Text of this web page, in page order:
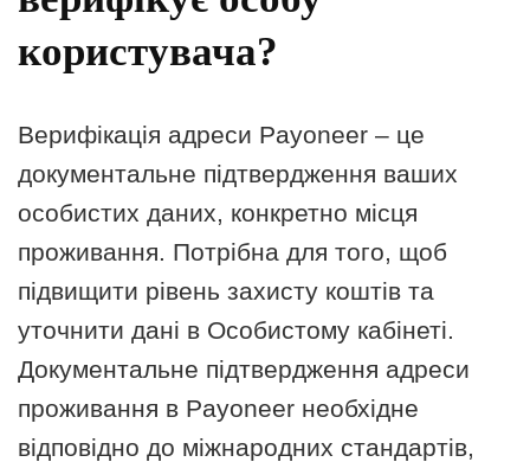
користувача?
Верифікація адреси Payoneer – це
документальне підтвердження ваших
особистих даних, конкретно місця
проживання. Потрібна для того, щоб
підвищити рівень захисту коштів та
уточнити дані в Особистому кабінеті.
Документальне підтвердження адреси
проживання в Payoneer необхідне
відповідно до міжнародних стандартів,